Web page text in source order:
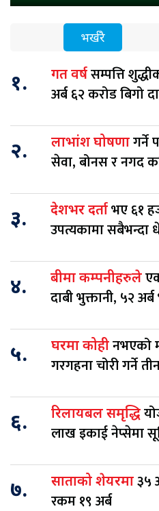
भर्खरै
१. गत वर्षसम्पत्ति
अर्ब ६२ करोड बिगो
२. लाभांश घोषणागर्ने
सेवा, बोनस र नगद
३. देशभर दर्ताभए ६१
उपत्यकामा सबैभन्दा
४. बीमा कम्पनीहरुले
दाबी भुक्तानी, ५२
५. घरमा कोहीनभएको
गरगहना चोरी गर्ने
६. रिलायबल समृद्धि
लाख इकाई नेप्सेमा
७. साताको शेयरमा३५
रकम १९ अर्ब